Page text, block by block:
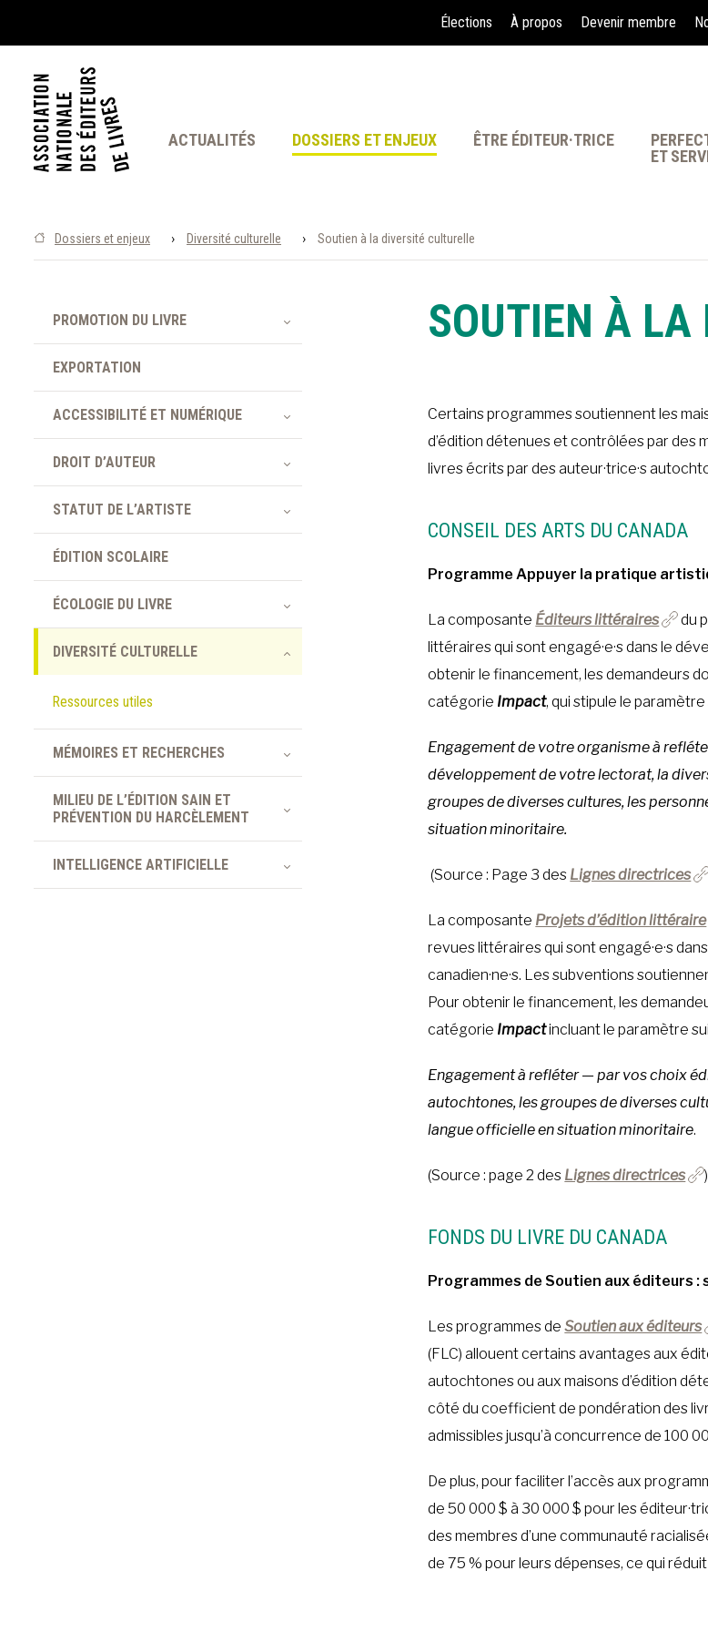
Élections À propos Devenir membre
ACTUALITÉS DOSSIERS ET ENJEUX ÊTRE ÉDITEUR·TRICE
ET
À LA
Dossiers et enjeux › Diversité culturelle › Soutien à la diversité culturelle
SOUTIEN À LA
Certains programmes soutiennent les
d’édition détenues et contrôlées par des
livres écrits par des auteur·trice·s
CONSEIL DES ARTS DU CANADA
Programme Appuyer la pratique
La composante Éditeurs littéraires
du
littéraires qui sont engagé·e·s dans le
obtenir le financement, les demandeurs
catégorie Impact, qui stipule le paramètre
Engagement de votre organisme à
développement de votre lectorat, la
groupes de diverses cultures, les
situation minoritaire.
(Source : Page 3 des Lignes directrices
La composante Projets d’édition littéraire
revues littéraires qui sont engagé·e·s
canadien·ne·s. Les subventions
Pour obtenir le financement, les
catégorie Impactincluant le paramètre
Engagement à refléter — par vos choix
autochtones, les groupes de diverses
langue officielle en situation minoritaire.
(Source : page 2 des Lignes directrices )
FONDS DU LIVRE DU CANADA
Programmes de Soutien aux éditeurs
Les programmes deSoutien aux éditeurs
(FLC) allouent certains avantages aux
autochtones ou aux maisons d’édition
côté du coefficient de pondération des
admissibles jusqu’à concurrence de 100
De plus, pour faciliter l’accès aux
de 50 000 $ à 30 000 $ pour les
des membres d’une communauté
de 75 % pour leurs dépenses, ce qui
PROMOTION DU LIVRE
EXPORTATION
ACCESSIBILITÉ ET NUMÉRIQUE
DROIT D’AUTEUR
STATUT DE L’ARTISTE
ÉDITION SCOLAIRE
ÉCOLOGIE DU LIVRE
DIVERSITÉ CULTURELLE
Ressources utiles
MÉMOIRES ET RECHERCHES
MILIEU DE L’ÉDITION SAIN ET
PRÉVENTION DU HARCÈLEMENT
INTELLIGENCE ARTIFICIELLE